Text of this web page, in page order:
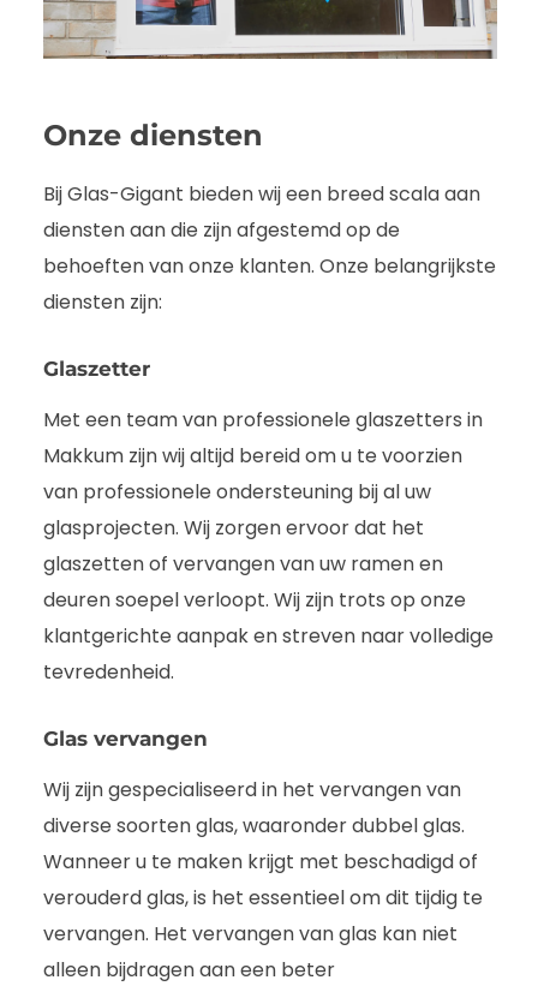
Onze diensten
Bij Glas-Gigant bieden wij een breed scala aan
diensten aan die zijn afgestemd op de
behoeften van onze klanten. Onze belangrijkste
diensten zijn:
Glaszetter
Met een team van professionele glaszetters in
Makkum zijn wij altijd bereid om u te voorzien
van professionele ondersteuning bij al uw
glasprojecten. Wij zorgen ervoor dat het
glaszetten of vervangen van uw ramen en
deuren soepel verloopt. Wij zijn trots op onze
klantgerichte aanpak en streven naar volledige
tevredenheid.
Glas vervangen
Wij zijn gespecialiseerd in het vervangen van
diverse soorten glas, waaronder dubbel glas.
Wanneer u te maken krijgt met beschadigd of
verouderd glas, is het essentieel om dit tijdig te
vervangen. Het vervangen van glas kan niet
alleen bijdragen aan een beter